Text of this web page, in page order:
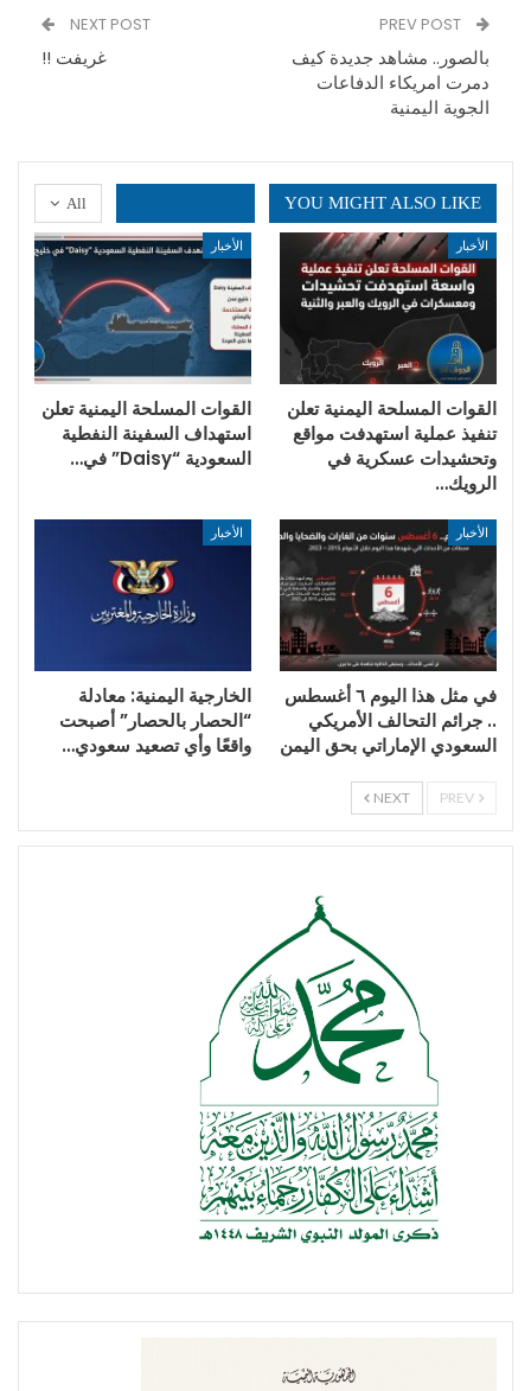
بالصور.. مشاهد جديدة كيف
دمرت امريكاء الدفاعات
الجوية اليمنية
NEXT POST
غريفت !!
All YOU MIGHT ALSO LIKE
الأخبار
القوات المسلحة اليمنية تعلن
تنفيذ عملية استهدفت مواقع
وتحشيدات عسكرية في
الرويك…
الأخبار
القوات المسلحة اليمنية تعلن
استهداف السفينة النفطية
السعودية “Daisy” في…
الأخبار
في مثل هذا اليوم ٦ أغسطس
.. جرائم التحالف الأمريكي
السعودي الإماراتي بحق اليمن
الأخبار
الخارجية اليمنية: معادلة
“الحصار بالحصار” أصبحت
واقعًا وأي تصعيد سعودي…
NEXT